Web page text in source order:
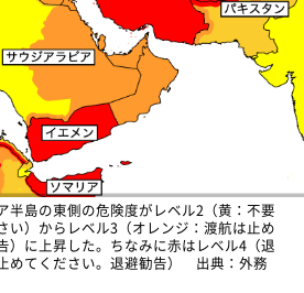
半島の東側の危険度がレベル2（黄：不要
い）からレベル3（オレンジ：渡航は止め
）に上昇した。ちなみに赤はレベル4（退
めてください。退避勧告） 出典：外務